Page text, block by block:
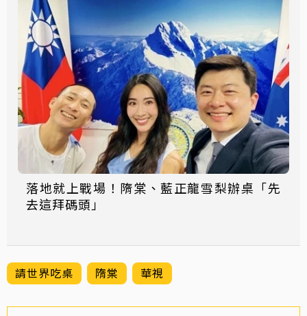
落地就上戰場！隋棠、藍正龍雪梨辦桌「先
去這拜碼頭」
請世界吃桌 隋棠 華視